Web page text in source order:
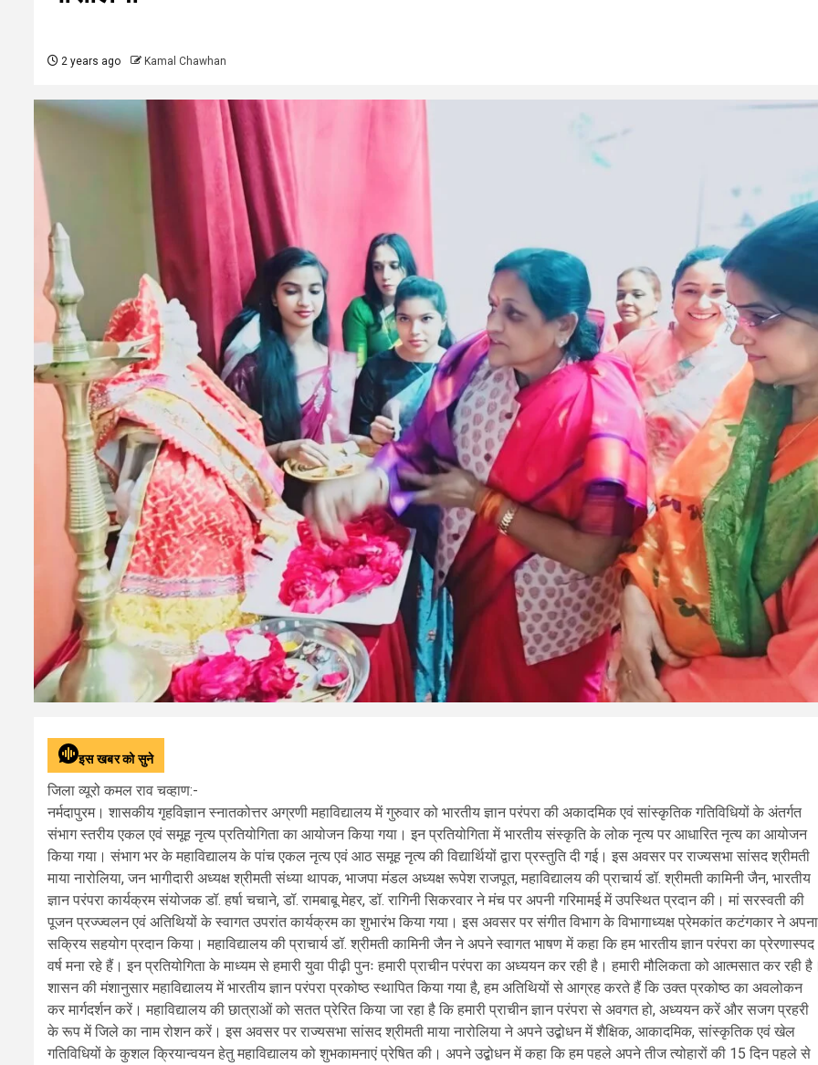
2 years ago Kamal Chawhan
इस खबर को सुने
जिला व्यूरो कमल राव चव्हाण:-
नर्मदापुरम। शासकीय गृहविज्ञान स्नातकोत्तर अग्रणी महाविद्यालय में गुरुवार को भारतीय ज्ञान परंपरा की अकादमिक एवं सांस्कृतिक गतिविधियों के अंतर्गत
संभाग स्तरीय एकल एवं समूह नृत्य प्रतियोगिता का आयोजन किया गया। इन प्रतियोगिता में भारतीय संस्कृति के लोक नृत्य पर आधारित नृत्य का आयोजन
किया गया। संभाग भर के महाविद्यालय के पांच एकल नृत्य एवं आठ समूह नृत्य की विद्यार्थियों द्वारा प्रस्तुति दी गई। इस अवसर पर राज्यसभा सांसद श्रीमती
माया नारोलिया, जन भागीदारी अध्यक्ष श्रीमती संध्या थापक, भाजपा मंडल अध्यक्ष रूपेश राजपूत, महाविद्यालय की प्राचार्य डॉ. श्रीमती कामिनी जैन, भारतीय
ज्ञान परंपरा कार्यक्रम संयोजक डॉ. हर्षा चचाने, डॉ. रामबाबू मेहर, डॉ. रागिनी सिकरवार ने मंच पर अपनी गरिमामई में उपस्थित प्रदान की। मां सरस्वती की
पूजन प्रज्ज्वलन एवं अतिथियों के स्वागत उपरांत कार्यक्रम का शुभारंभ किया गया। इस अवसर पर संगीत विभाग के विभागाध्यक्ष प्रेमकांत कटंगकार ने अपना
सक्रिय सहयोग प्रदान किया। महाविद्यालय की प्राचार्य डॉ. श्रीमती कामिनी जैन ने अपने स्वागत भाषण में कहा कि हम भारतीय ज्ञान परंपरा का प्रेरणास्पद
वर्ष मना रहे हैं। इन प्रतियोगिता के माध्यम से हमारी युवा पीढ़ी पुनः हमारी प्राचीन परंपरा का अध्ययन कर रही है। हमारी मौलिकता को आत्मसात कर रही
शासन की मंशानुसार महाविद्यालय में भारतीय ज्ञान परंपरा प्रकोष्ठ स्थापित किया गया है, हम अतिथियों से आग्रह करते हैं कि उक्त प्रकोष्ठ का अवलोकन
कर मार्गदर्शन करें। महाविद्यालय की छात्राओं को सतत प्रेरित किया जा रहा है कि हमारी प्राचीन ज्ञान परंपरा से अवगत हो, अध्ययन करें और सजग प्रहरी
के रूप में जिले का नाम रोशन करें। इस अवसर पर राज्यसभा सांसद श्रीमती माया नारोलिया ने अपने उद्बोधन में शैक्षिक, आकादमिक, सांस्कृतिक एवं खेल
गतिविधियों के कुशल क्रियान्वयन हेतु महाविद्यालय को शुभकामनाएं प्रेषित की। अपने उद्बोधन में कहा कि हम पहले अपने तीज त्योहारों की 15 दिन पहले से